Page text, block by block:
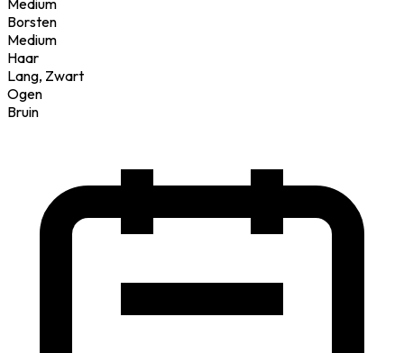
Borsten
Medium
Haar
Lang, Zwart
Ogen
Bruin